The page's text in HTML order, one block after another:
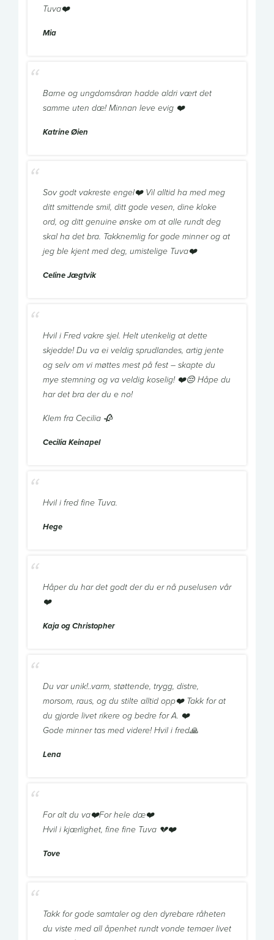
Tuva❤️
Mia
Barne og ungdomsåran hadde aldri vært det
samme uten dæ! Minnan leve evig ❤️
Katrine Øien
Sov godt vakreste engel❤️ Vil alltid ha med meg
ditt smittende smil, ditt gode vesen, dine kloke
ord, og ditt genuine ønske om at alle rundt deg
skal ha det bra. Takknemlig for gode minner og at
jeg ble kjent med deg, umistelige Tuva❤️
Celine Jægtvik
Hvil i Fred vakre sjel. Helt utenkelig at dette
skjedde! Du va ei veldig sprudlandes, artig jente
og selv om vi møttes mest på fest – skapte du
mye stemning og va veldig koselig! ❤️😔 Håpe du
har det bra der du e no!
Klem fra Cecilia 🥀
Cecilia Keinapel
Hvil i fred fine Tuva.
Hege
Håper du har det godt der du er nå puselusen vår
❤️
Kaja og Christopher
Du var unik!..varm, støttende, trygg, distre,
morsom, raus, og du stilte alltid opp❤️ Takk for at
du gjorde livet rikere og bedre for A. ❤️
Gode minner tas med videre! Hvil i fred🙏
Lena
For alt du va❤️For hele dæ❤️
Hvil i kjærlighet, fine fine Tuva 💔❤️
Tove
Takk for gode samtaler og den dyrebare råheten
du viste med all åpenhet rundt vonde temaer livet